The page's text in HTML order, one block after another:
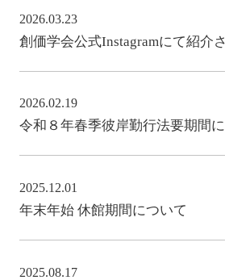
2026.03.23
創価学会公式Instagramにて紹介
2026.02.19
令和８年春季彼岸勤行法要期間
2025.12.01
年末年始 休館期間について
2025.08.17